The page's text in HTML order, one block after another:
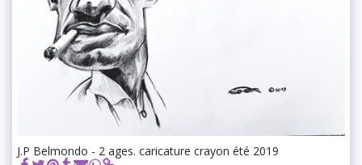
J.P Belmondo - 2 ages. caricature crayon été 2019